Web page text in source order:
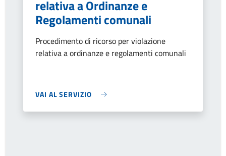
relativa a Ordinanze e
Regolamenti comunali
Procedimento di ricorso per violazione
relativa a ordinanze e regolamenti comunali
VAI AL SERVIZIO